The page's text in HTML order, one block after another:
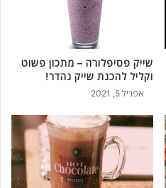
שייק פסיפלורה – מתכון פשוט
וקליל להכנת שייק נהדר!
אפריל 5, 2021